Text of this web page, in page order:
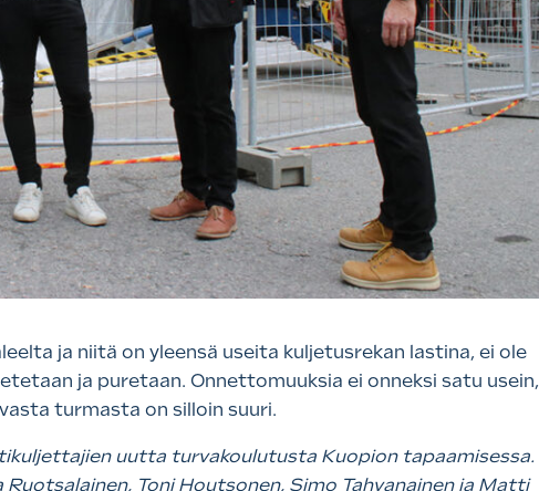
ja niitä on yleensä useita kuljetusrekan lastina, ei ole
ja puretaan. Onnettomuuksia ei onneksi satu usein,
turmasta on silloin suuri.
uutta turvakoulutusta Kuopion tapaamisessa.
Toni Houtsonen, Simo Tahvanainen ja Matti